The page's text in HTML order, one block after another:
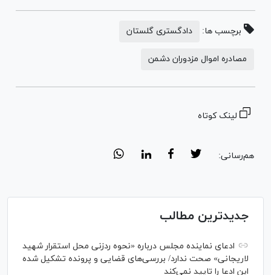
برچسب ها: دادگستری گلستان
مصادره اموال مزدوران دشمن
لینک کوتاه
هم‌رسانی:
جدیدترین مطالب
ادعای نماینده مجلس درباره «نحوه ردزنی محل استقرار شهید
لاریجانی» صحت ندارد/ بررسی‌های قضایی و پرونده تشکیل شده
این ادعا را تایید نمی‌کند